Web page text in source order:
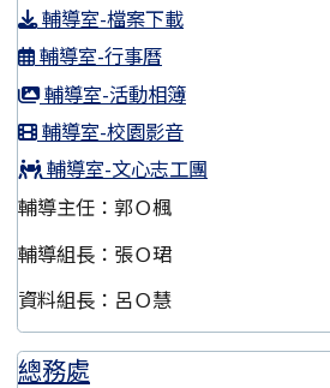
輔導室-檔案下載
輔導室-行事曆
輔導室-活動相簿
輔導室-校園影音
輔導室-文心志工團
輔導主任：郭Ｏ楓
輔導組長：張Ｏ珺
資料組長：呂Ｏ慧
總務處